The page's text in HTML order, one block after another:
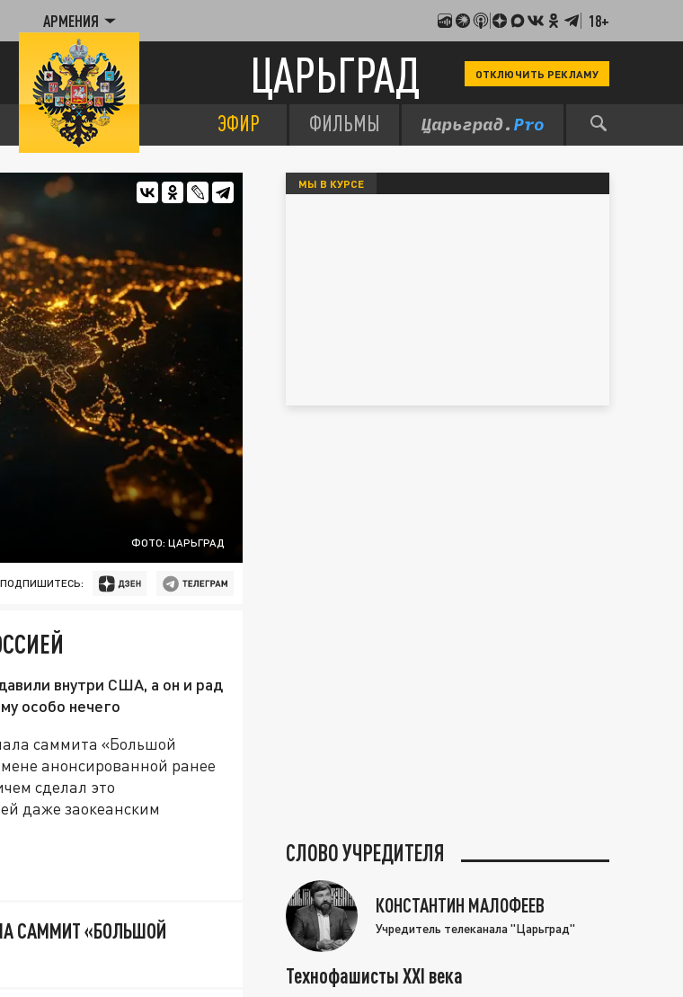
АРМЕНИЯ 18+
ЦАРЬГРАД ОТКЛЮЧИТЬ РЕКЛАМУ
ЭФИР ФИЛЬМЫ
ФОТО: ЦАРЬГРАД
ПОДПИШИТЕСЬ:
внутри США, а он и рад
особо нечего
саммита «Большой
анонсированной ранее
сделал это
даже заокеанским
САММИТ «БОЛЬШОЙ
МЫ В КУРСЕ
СЛОВО УЧРЕДИТЕЛЯ
КОНСТАНТИН МАЛОФЕЕВ
Учредитель телеканала "Царьград"
Технофашисты XXI века